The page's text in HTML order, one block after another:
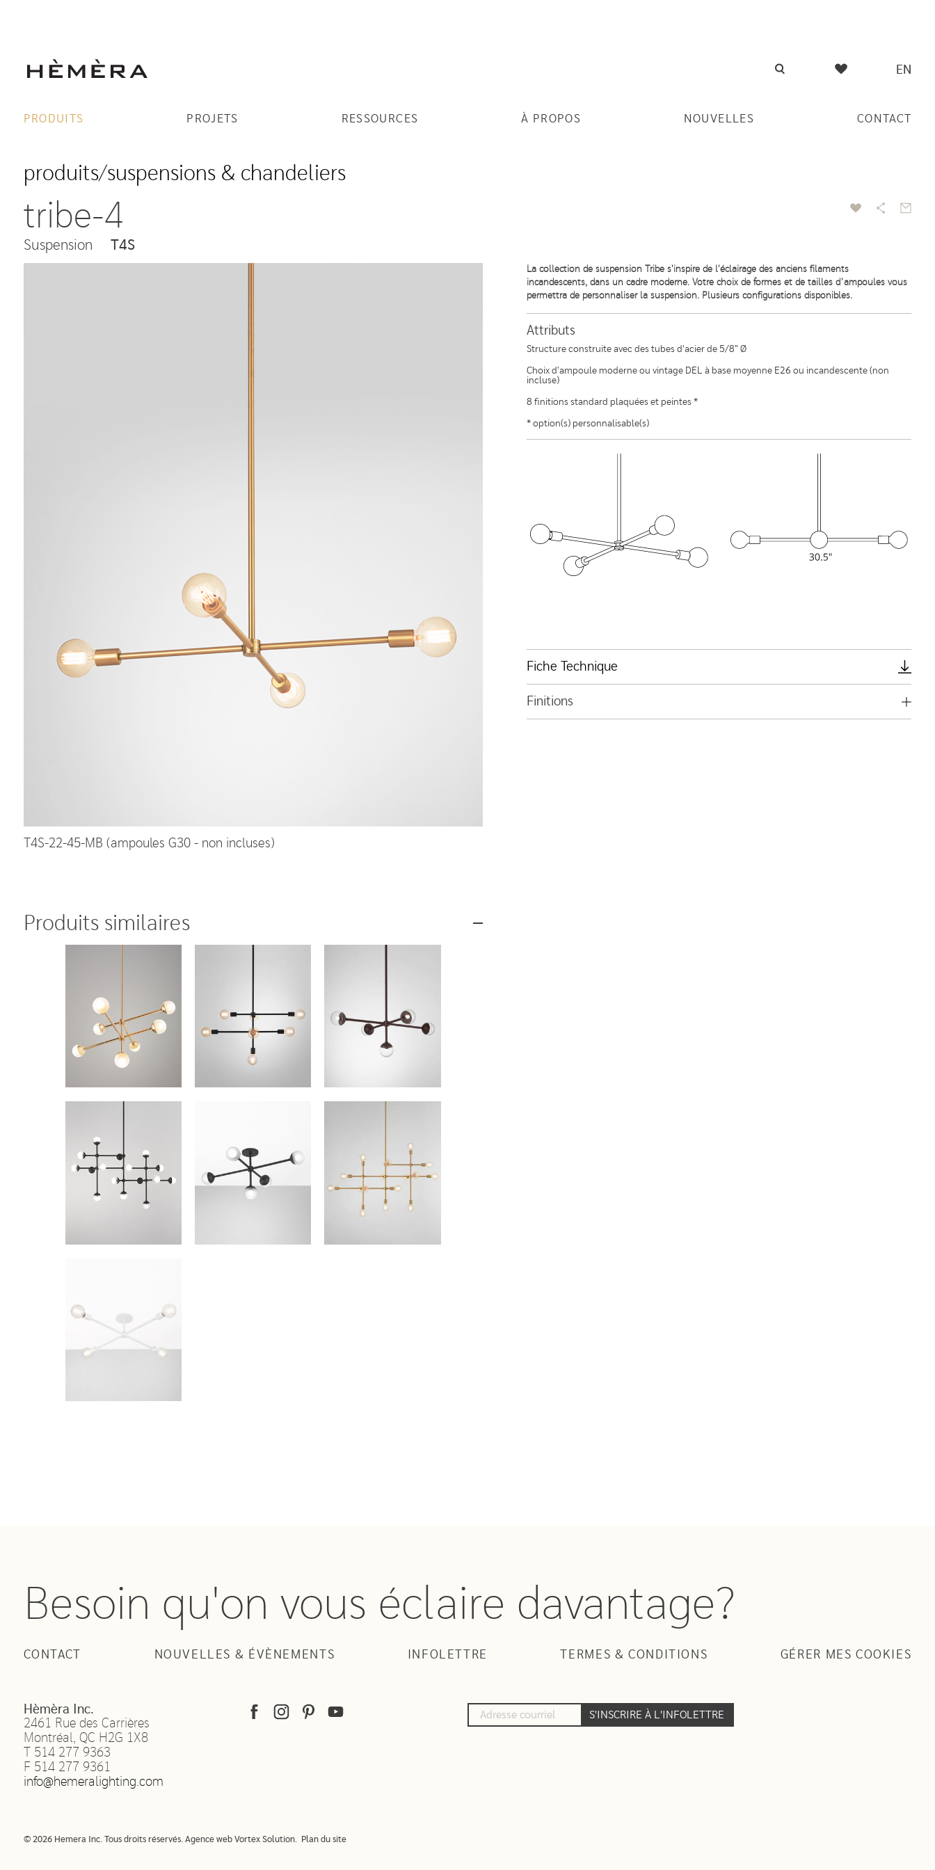
EN
PRODUITS PROJETS RESSOURCES À PROPOS NOUVELLES CONTACT
produits/suspensions & chandeliers
tribe-4
Suspension T4S
T4S-22-45-MB (ampoules G30 - non incluses)
Produits similaires
La collection de suspension Tribe s'inspire de l'éclairage des anciens filaments
incandescents, dans un cadre moderne. Votre choix de formes et de tailles d’ampoules vous
permettra de personnaliser la suspension. Plusieurs configurations disponibles.
Attributs
Structure construite avec des tubes d'acier de 5/8" Ø
Choix d'ampoule moderne ou vintage DEL à base moyenne E26 ou incandescente (non
incluse)
8 finitions standard plaquées et peintes *
* option(s) personnalisable(s)
Fiche Technique
Finitions
Besoin qu'on vous éclaire davantage?
CONTACT NOUVELLES & ÉVÈNEMENTS INFOLETTRE TERMES & CONDITIONS GÉRER MES COOKIES
Hèmèra Inc.
2461 Rue des Carrières
Montréal, QC H2G 1X8
514 277 9363
F 514 277 9361
info@hemeralighting.com
S'INSCRIRE À L'INFOLETTRE
© 2026 Hemera Inc. Tous droits réservés. Agence web Vortex Solution. Plan du site